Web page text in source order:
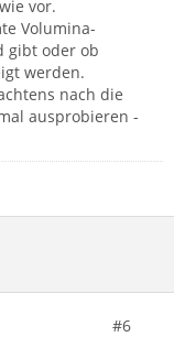
vor.
Volumina-
gibt oder ob
werden.
nach die
ausprobieren -
#6